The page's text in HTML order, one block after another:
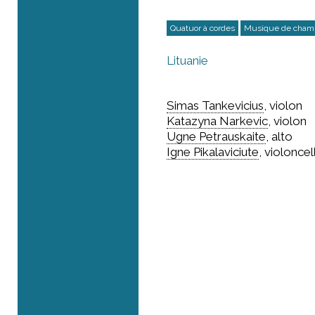
Quatuor à cordes Musique de
Lituanie
Simas Tankevicius, violon
Katazyna Narkevic, violon
Ugne Petrauskaite, alto
Igne Pikalaviciute,